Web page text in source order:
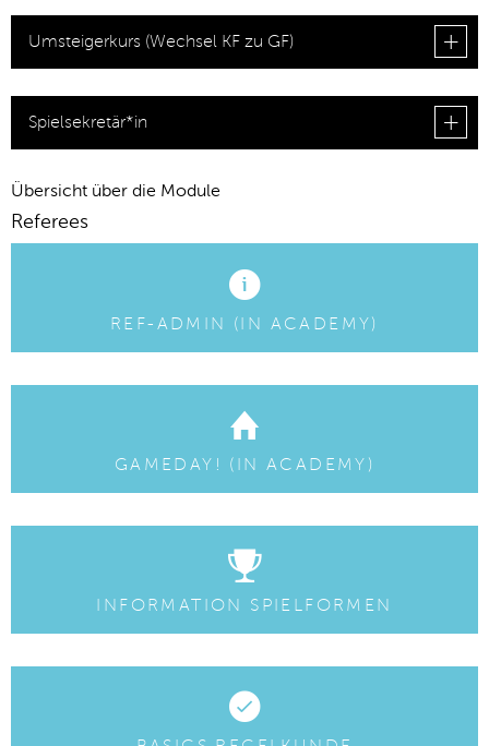
Umsteigerkurs (Wechsel KF zu GF)
Spielsekretär*in
Übersicht über die Module
Referees
REF-ADMIN (IN ACADEMY)
GAMEDAY! (IN ACADEMY)
INFORMATION SPIELFORMEN